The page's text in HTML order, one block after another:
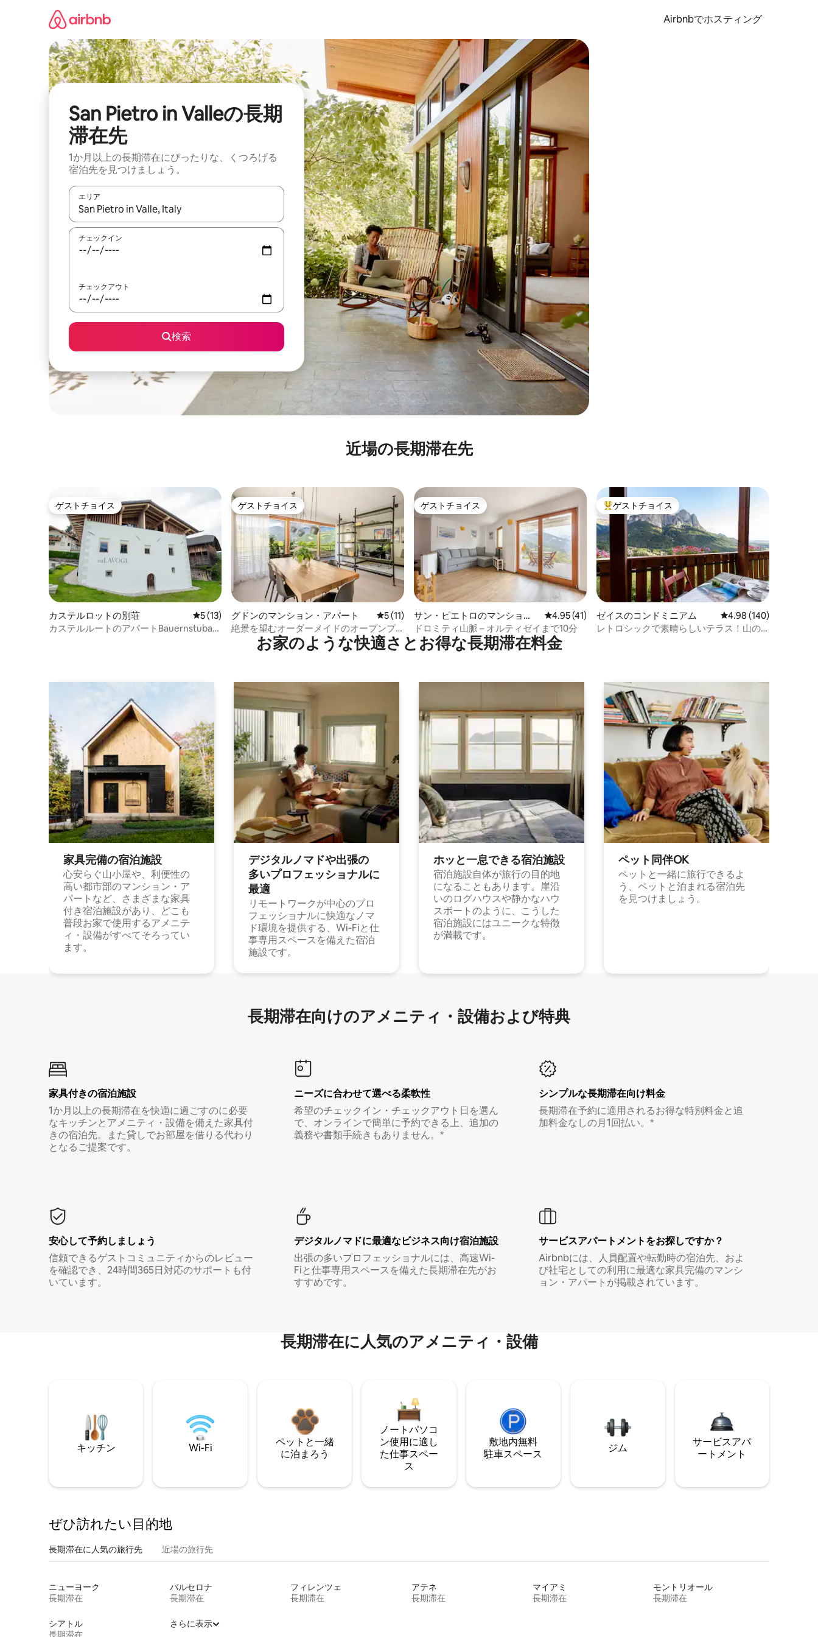
Airbnbでホスティング
San Pietro in Valleの長期
滞在先
1か月以上の長期滞在にぴったりな、くつろげる
宿泊先を見つけましょう。
エリア
検索結果が表示されたら、上下の矢印キーを使って移動するか、画面をタッチまたはスワイプして検索結果を確認することができます。
チェックイン
チェックアウト
検索
近場の長期滞在先
ゲストチョイス
ゲストチョイス
カステルロットの別荘 レビュー13件、5つ星中5つ星の平均評価
5 (13)
カステルルートのアパートBauernstuba
ゲストチョイス
ゲストチョイス
グドンのマンション・アパート レビュー11件、5つ星中5つ星の平均評価
5 (11)
絶景を望むオーダーメイドのオープンプ
ランのリスティング
ゲストチョイス
ゲストチョイス
サン・ピエトロのマンショ
ン・アパート
レビュー41件、5つ星中4.95つ星の平均評価
4.95 (41)
ドロミティ山脈 – オルティゼイまで10分
大好評のゲストチョイスです。
ゲストチョイス
ゼイスのコンドミニアム レビュー140件、5つ
4.98 (140)
レトロシックで素晴らしいテラス！山の
お家のような快⁠適⁠さ⁠とお⁠得⁠な長⁠期⁠滞⁠在料⁠金
家具完備の宿⁠泊⁠施⁠設
心安らぐ山小屋や、利便性の
高い都市部のマンション・ア
パートなど、さまざまな家具
付き宿泊施設があり、どこも
普段お家で使用するアメニテ
ィ・設備がすべてそろってい
ます。
デジタルノマドや出⁠張⁠の
多⁠いプ⁠ロ⁠フ⁠ェ⁠ッ⁠シ⁠ョ⁠ナ⁠ル⁠に
最⁠適
リモートワークが中心のプロ
フェッショナルに快適なノマ
ド環境を提供する、Wi-Fiと仕
事専用スペースを備えた宿泊
施設です。
ホッと一⁠息⁠で⁠き⁠る宿⁠泊施⁠設
宿泊施設自体が旅行の目的地
になることもあります。崖沿
いのログハウスや静かなハウ
スボートのように、こうした
宿泊施設にはユニークな特徴
が満載です。
ペット同⁠伴OK
ペットと一緒に旅行できるよ
う、ペットと泊まれる宿泊先
を見つけましょう。
長期滞在向け⁠のア⁠メ⁠ニ⁠テ⁠ィ⁠・設⁠備⁠および特⁠典
家具付き⁠の宿⁠泊⁠施⁠設
1か月以上の長期滞在を快適に過ごすのに必要
なキッチンとアメニティ・設備を備えた家具付
きの宿泊先。また貸しでお部屋を借りる代わり
となるご提案です。
ニーズに合わせて選べる柔軟性
希望のチェックイン・チェックアウト日を選ん
で、オンラインで簡単に予約できる上、追加の
義務や書類手続きもありません。*
シンプルな長期滞在向け料金
長期滞在予約に適用されるお得な特別料金と追
加料金なしの月1回払い。*
安心して予約しましょう
信頼できるゲストコミュニティからのレビュー
を確認でき、24時間365日対応のサポートも付
いています。
デジタルノマド⁠に最⁠適⁠なビ⁠ジ⁠ネ⁠ス⁠向⁠け宿⁠泊⁠施⁠設
出張の多いプロフェッショナルには、高速Wi-
Fiと仕事専用スペースを備えた長期滞在先がお
すすめです。
サービスアパートメントをお探しですか？
Airbnbには、人員配置や転勤時の宿泊先、およ
び社宅としての利用に最適な家具完備のマンシ
ョン・アパートが掲載されています。
長期滞在に人気のアメニティ・設備
キッチン Wi-Fi
ペットと一緒
に泊まろう
ノートパソコ
ン使用に適し
た仕事スペー
ス
敷地内無料
駐⁠車ス⁠ペ⁠ー⁠ス
ジム
サービスアパ
ートメント
ぜひ訪⁠れ⁠た⁠い目⁠的⁠地
長期滞在に人気の旅行先 近場の旅行先
ニューヨーク
長期滞在
バルセロナ
長期滞在
フィレンツェ
長期滞在
アテネ
長期滞在
マイアミ
長期滞在
モントリオール
長期滞在
シアトル
長期滞在
さらに表示